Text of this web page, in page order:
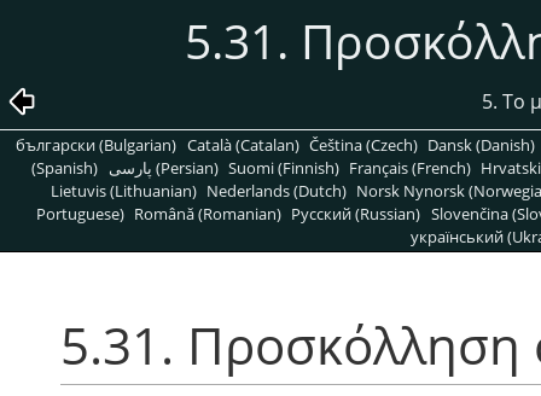
5.31.
5. Το
български (Bulgarian) Català (Catalan) Čeština (Czech) Dansk (Danish)
(Spanish)
پارسی (Persian) Suomi (Finnish) Français (French)
Lietuvis (Lithuanian) Nederlands (Dutch) Norsk Nynorsk
Portuguese) Română (Romanian) Pусский (Russian) Slovenčina
український
5.31. Προσκόλληση